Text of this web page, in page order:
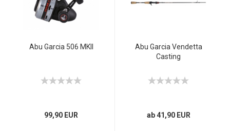
Abu Garcia 506 MKII
99,90 EUR
Abu Garcia Vendetta
Casting
ab 41,90 EUR